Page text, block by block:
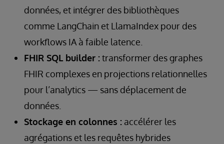
données, et intégrer des bibliothèques
comme LangChain et LlamaIndex pour des
workflows IA à faible latence.
FHIR SQL builder :transformer des graphes
FHIR complexes en projections relationnelles
pour l’analytics — sans déplacement de
données.
Stockage en colonnes : accélérer les
agrégations et les requêtes hybrides